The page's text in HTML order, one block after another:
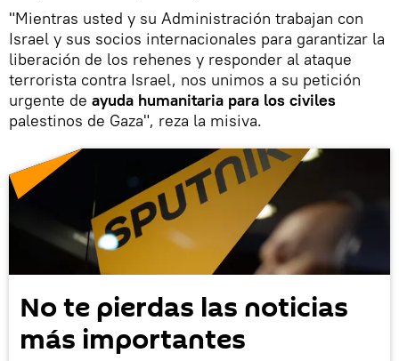
"Mientras usted y su Administración trabajan con
Israel y sus socios internacionales para garantizar la
liberación de los rehenes y responder al ataque
terrorista contra Israel, nos unimos a su petición
urgente de ayuda humanitaria para los civiles
palestinos de Gaza", reza la misiva.
No te pierdas las noticias
más importantes